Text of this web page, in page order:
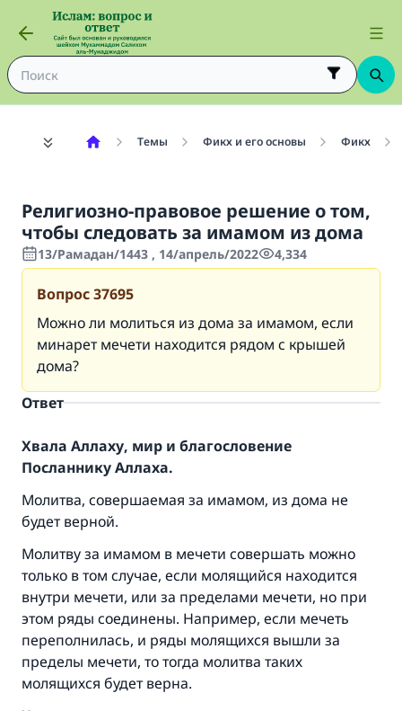
Темы Фикх и его основы Фикх
Религиозно-правовое решение о том,
чтобы следовать за имамом из дома
13/Рамадан/1443 , 14/апрель/2022 4,334
Вопрос37695
Можно ли молиться из дома за имамом, если
минарет мечети находится рядом с крышей
дома?
Ответ
Хвала Аллаху, мир и благословение
Посланнику Аллаха.
Молитва, совершаемая за имамом, из дома не
будет верной.
Молитву за имамом в мечети совершать можно
только в том случае, если молящийся находится
внутри мечети, или за пределами мечети, но при
этом ряды соединены. Например, если мечеть
переполнилась, и ряды молящихся вышли за
пределы мечети, то тогда молитва таких
молящихся будет верна.